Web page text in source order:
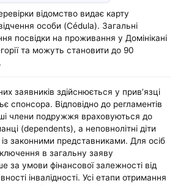
відомство видає карту
особи (Cédula). Загальні
посвідки на проживання у Домінікані
та можуть становити до 90
заявників здійснюється у прив’язці
спонсора. Відповідно до регламентів
члени подружжя враховуються до
(dependents), а неповнолітні діти
законними представниками. Для осіб
в загальну заяву
за умови фінансової залежності від
інвалідності. Усі етапи отримання